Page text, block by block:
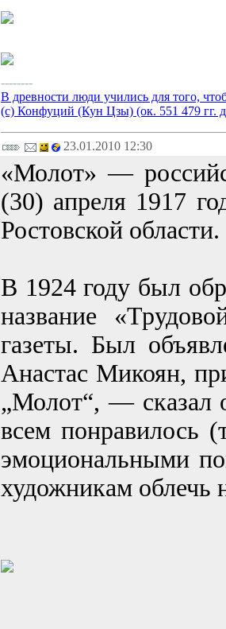
--------
В древности люди учились для того,
(с) Конфуций (Кун Цзы) (ок. 551 479 гг.
23.01.2010 12:30
«Молот» —
(30) апреля 1917
Ростовской области.
В 1924 году был
название
газеты. Был
Анастас Микоян,
„Молот“, —
всем понравилось
эмоциональными
художникам облечь